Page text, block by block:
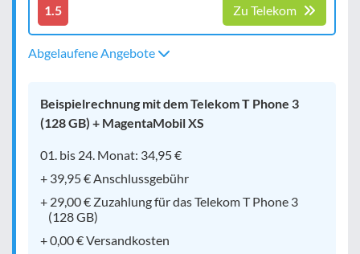
1.5 Zu Telekom
Abgelaufene Angebote
Beispielrechnung mit dem Telekom T Phone 3
(128 GB) + MagentaMobil XS
01. bis 24. Monat: 34,95 €
+ 39,95 € Anschlussgebühr
+ 29,00 € Zuzahlung für das Telekom T Phone 3
(128 GB)
+ 0,00 € Versandkosten